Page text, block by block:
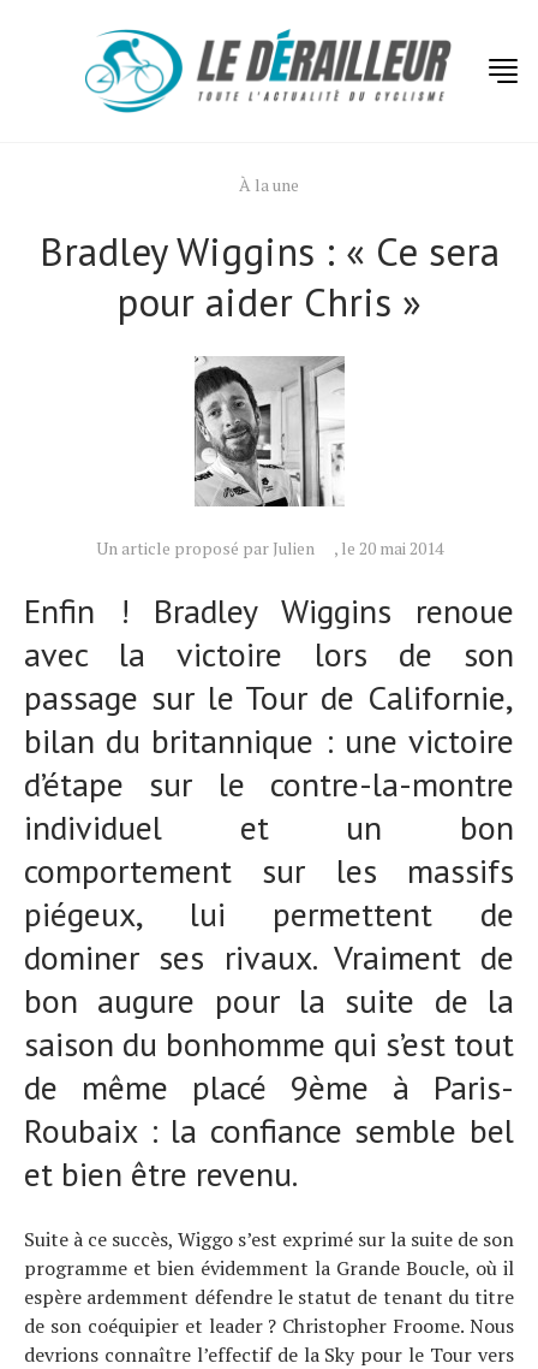
À la une
Bradley Wiggins : « Ce sera
pour aider Chris »
Un article proposé par Julien , le 20 mai 2014
Enfin ! Bradley Wiggins renoue
avec la victoire lors de son
passage sur le Tour de Californie,
bilan du britannique : une victoire
d’étape sur le contre-la-montre
individuel et un bon
comportement sur les massifs
piégeux, lui permettent de
dominer ses rivaux. Vraiment de
bon augure pour la suite de la
saison du bonhomme qui s’est tout
de même placé 9ème à Paris-
Roubaix : la confiance semble bel
et bien être revenu.
Suite à ce succès, Wiggo s’est exprimé sur la suite de son
programme et bien évidemment la Grande Boucle, où il
espère ardemment défendre le statut de tenant du titre
de son coéquipier et leader ? Christopher Froome. Nous
devrions connaître l’effectif de la Sky pour le Tour vers
Tests de produits
Conseils
Tous nos articles
À propos